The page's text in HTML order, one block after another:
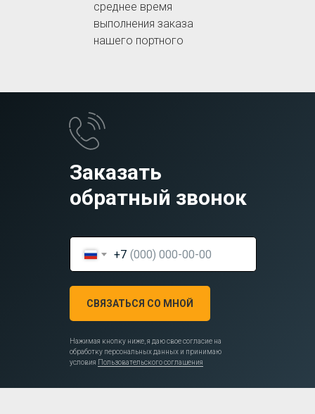
среднее время
выполнения заказа
нашего портного
Заказать
обратный звонок
+7
СВЯЗАТЬСЯ СО МНОЙ
Нажимая кнопку ниже, я даю свое согласие на
обработку персональных данных и принимаю
условия Пользовательского соглашения